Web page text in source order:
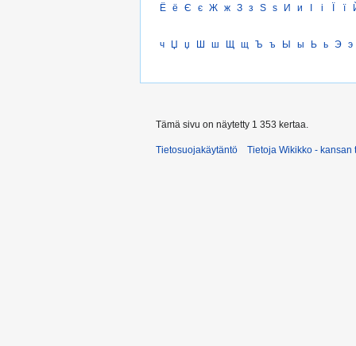
Ё ё Є є Ж ж З з Ѕ ѕ И и І і Ї ї
ч Џ џ Ш ш Щ щ Ъ ъ Ы ы Ь ь Э э
Tämä sivu on näytetty 1 353 kertaa.
Tietosuojakäytäntö Tietoja Wikikko - kansan